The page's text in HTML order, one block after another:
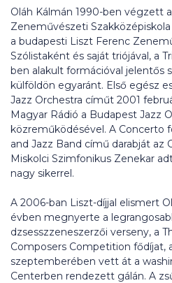
Oláh Kálmán 1990-ben végzett
Zeneművészeti
a budapesti Liszt Ferenc
Szólistaként és saját triójával, a
ben alakult formációval jelentős
külföldön egyaránt. Első egész
Jazz Orchestra címűt 2001
Magyar Rádió a Budapest Jazz
közreműködésével. A Concerto
and Jazz Band című darabját az
Miskolci Szimfonikus Zenekar
nagy sikerrel.
A 2006-ban Liszt-díjjal elismert
évben megnyerte a
dzsesszzeneszerzői verseny, a
Composers Competition fődíjat,
szeptemberében vett át a
Centerben rendezett gálán. A